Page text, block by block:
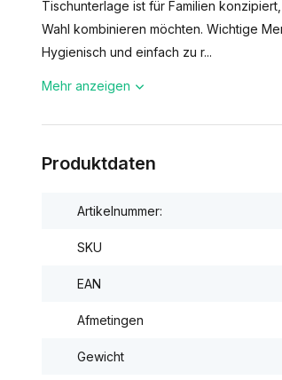
Tischunterlage ist für Familien
Wahl kombinieren möchten. Wichtige
Hygienisch und einfach zu r...
Mehr anzeigen
Produktdaten
Artikelnummer:
SKU
EAN
Afmetingen
Gewicht